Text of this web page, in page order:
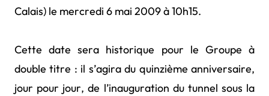
Calais) le mercredi 6 mai 2009 à 10h15.
Cette date sera historique pour le Groupe à
double titre : il s’agira du quinzième anniversaire,
jour pour jour, de l’inauguration du tunnel sous la